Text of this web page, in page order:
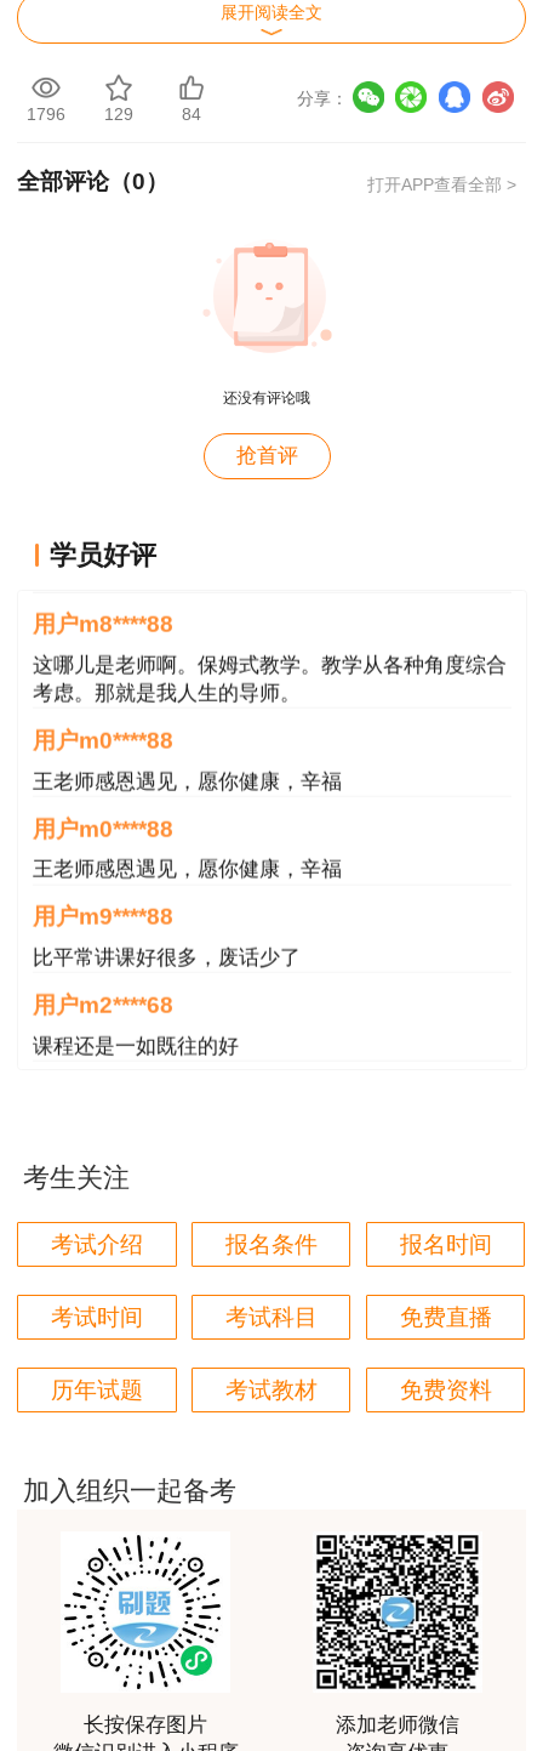
【 】 责任编辑：pippo
展开阅读全文
1796 129 84
分享：
全部评论（0） 打开APP查看全部 >
还没有评论哦
抢首评
学员好评
用户xi****28
概论就学习了十几天81分，感谢唐老师！
用户m8****88
这哪儿是老师啊。保姆式教学。教学从各种角度综合
考虑。那就是我人生的导师。
用户m0****88
王老师感恩遇见，愿你健康，辛福
用户m0****88
王老师感恩遇见，愿你健康，辛福
用户m9****88
比平常讲课好很多，废话少了
用户m2****68
课程还是一如既往的好
用户m8****68
非常好
用户m6****66
好
好
非常美好
用户m6****68
陈老师讲得非常好，特别喜欢听他的课
用户m7****66
好好 好 好 好真好
用户Fa****56
考生关注
考试介绍 报名条件 报名时间
考试时间 考试科目 免费直播
历年试题 考试教材 免费资料
加入组织一起备考
长按保存图片
添加老师微信